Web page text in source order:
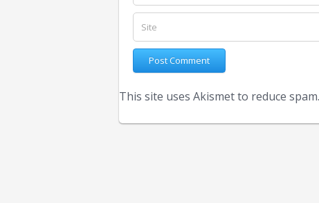
This site uses Akismet to reduce spam.